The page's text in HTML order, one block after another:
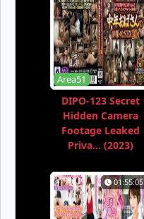
Area51
DIPO-123 Secret
Hidden Camera
Footage Leaked
Priva... (2023)
01:55:05